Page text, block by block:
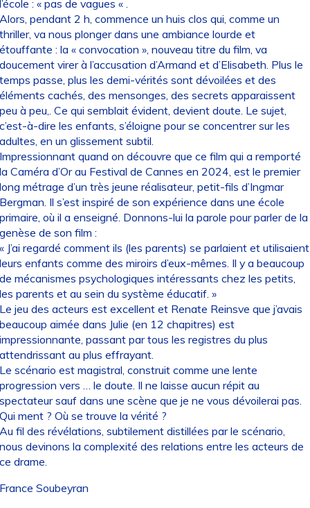
: « pas de vagues « .
pendant 2 h, commence un huis clos qui, comme un
va nous plonger dans une ambiance lourde et
: la « convocation », nouveau titre du film, va
virer à l’accusation d’Armand et d’Elisabeth. Plus le
passe, plus les demi-vérités sont dévoilées et des
cachés, des mensonges, des secrets apparaissent
à peu,. Ce qui semblait évident, devient doute. Le sujet,
à-dire les enfants, s’éloigne pour se concentrer sur les
en un glissement subtil.
quand on découvre que ce film qui a remporté
Caméra d’Or au Festival de Cannes en 2024, est le premier
métrage d’un très jeune réalisateur, petit-fils d’Ingmar
Il s’est inspiré de son expérience dans une école
où il a enseigné. Donnons-lui la parole pour parler de la
de son film :
J’ai regardé comment ils (les parents) se parlaient et utilisaient
enfants comme des miroirs d’eux-mêmes. Il y a beaucoup
mécanismes psychologiques intéressants chez les petits,
parents et au sein du système éducatif. »
jeu des acteurs est excellent et Renate Reinsve que j’avais
aimée dans Julie (en 12 chapitres) est
passant par tous les registres du plus
au plus effrayant.
scénario est magistral, construit comme une lente
vers … le doute. Il ne laisse aucun répit au
sauf dans une scène que je ne vous dévoilerai pas.
ment ? Où se trouve la vérité ?
fil des révélations, subtilement distillées par le scénario,
devinons la complexité des relations entre les acteurs de
drame.
Soubeyran